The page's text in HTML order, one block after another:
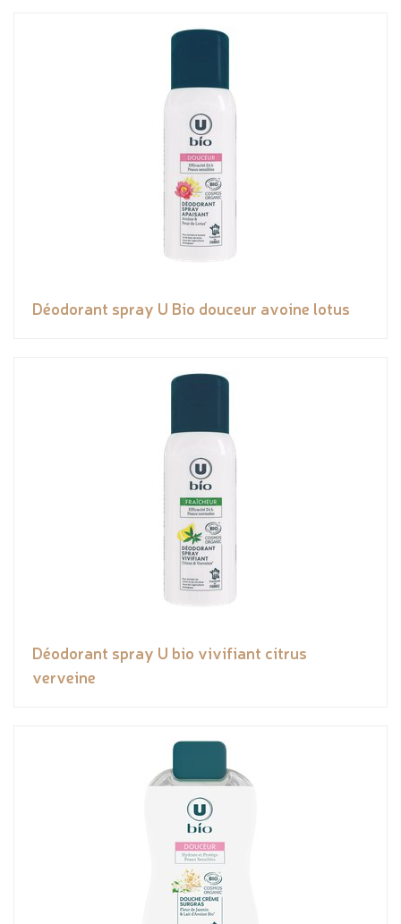
Déodorant spray U Bio douceur avoine lotus
Déodorant spray U bio vivifiant citrus
verveine